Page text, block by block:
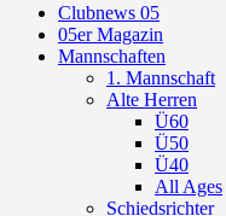
Clubnews 05
05er Magazin
Mannschaften
1. Mannschaft
Alte Herren
Ü60
Ü50
Ü40
All Ages
Schiedsrichter